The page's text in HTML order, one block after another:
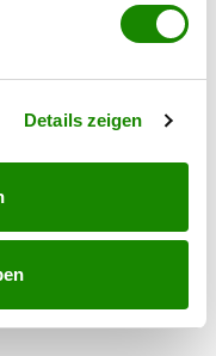
persönlichen Daten
Details zeigen
dem Vermittler